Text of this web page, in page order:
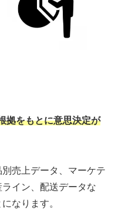
拠をもとに意思決定が
売上データ、マーケテ
イン、配送データな
なります。